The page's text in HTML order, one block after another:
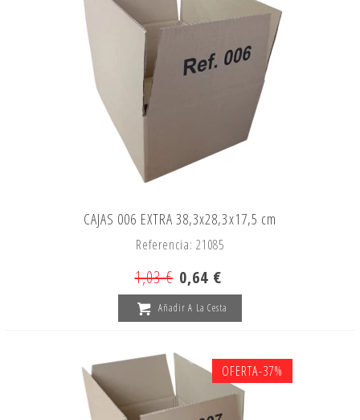
CAJAS 006 EXTRA 38,3x28,3x17,5 cm
Referencia: 21085
1,03 € 0,64 €
Añadir A La Cesta
OFERTA-37%